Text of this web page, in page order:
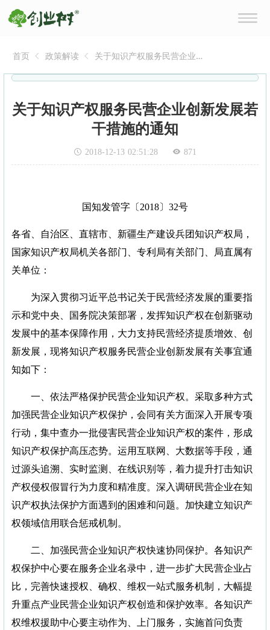
首页 政策解读
关于知识产权服务民营企业
关于知识产权服务民营企业创新发展若
干措施的通知
2018-12-13 02:51:28 871
国知发管字〔2018〕32号
各省、自治区、直辖市、新疆生产建设兵团知识产权局，
国家知识产权局机关各部门、专利局有关部门、局直属有
关单位：
为深入贯彻习近平总书记关于民营经济发展的重要指
示和党中央、国务院决策部署，发挥知识产权在创新驱动
发展中的基本保障作用，大力支持民营经济提质增效、创
新发展，现将知识产权服务民营企业创新发展有关事宜通
知如下：
一、依法严格保护民营企业知识产权。采取多种方式
加强民营企业知识产权保护，会同有关方面深入开展专项
行动，集中查办一批侵害民营企业知识产权的案件，形成
知识产权保护高压态势。运用互联网、大数据等手段，通
过源头追溯、实时监测、在线识别等，着力提升打击知识
产权侵权假冒行为力度和精准度。深入调研民营企业在知
识产权执法保护方面遇到的困难和问题。加快建立知识产
权领域信用联合惩戒机制。
二、加强民营企业知识产权快速协同保护。各知识产
权保护中心要在服务企业名录中，进一步扩大民营企业占
比，完善快速授权、确权、维权一站式服务机制，大幅提
升重点产业民营企业知识产权创造和保护效率。各知识产
权维权援助中心要主动作为、上门服务，实施首问负责